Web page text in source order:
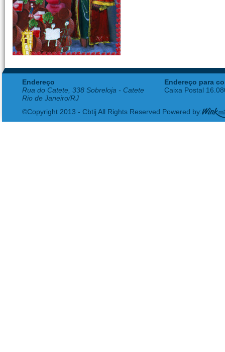
Endereço
Rua do Catete, 338 Sobreloja - Catete
Rio de Janeiro/RJ
Endereço para
Caixa Postal
©Copyright 2013 - Cbtij All Rights Reserved Powered by: